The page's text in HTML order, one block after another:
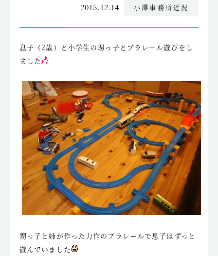
2015.12.14 小澤事務所近況
息子（2歳）と小学生の甥っ子とプラレール遊びをし
ました
甥っ子と姉が作った力作のプラレールで息子はずっと
遊んでいました